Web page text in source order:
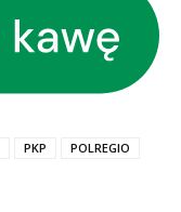
PKP
POLREGIO